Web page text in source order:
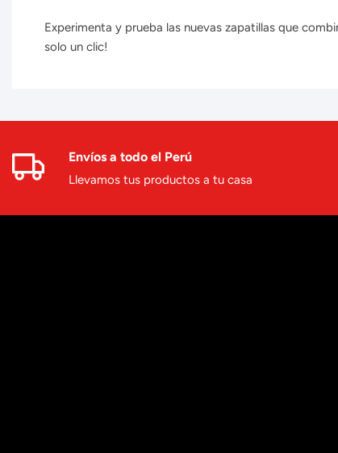
Experimenta y prueba las nuevas zapatillas que
solo un clic!
Envíos a todo el Perú
Llevamos tus productos a tu casa